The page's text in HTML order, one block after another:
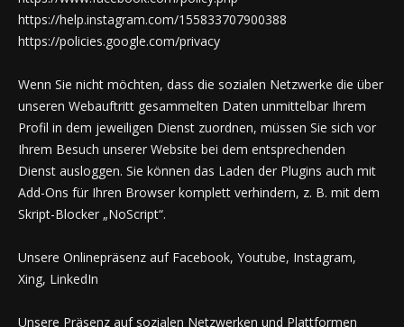
https://help.instagram.com/155833707900388
https://policies.google.com/privacy
Wenn Sie nicht möchten, dass die sozialen Netzwerke die über
unseren Webauftritt gesammelten Daten unmittelbar Ihrem
Profil in dem jeweiligen Dienst zuordnen, müssen Sie sich vor
Ihrem Besuch unserer Website bei dem entsprechenden
Dienst ausloggen. Sie können das Laden der Plugins auch mit
Add-Ons für Ihren Browser komplett verhindern, z. B. mit dem
Skript-Blocker „NoScript“.
Unsere Onlinepräsenz auf Facebook, Youtube, Instagram,
Xing, LinkedIn
Unsere Präsenz auf sozialen Netzwerken und Plattformen